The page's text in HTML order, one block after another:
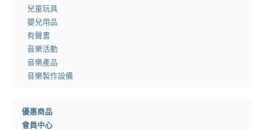
兒童玩具
嬰兒用品
有聲書
音樂活動
音樂產品
音樂製作設備
優惠商品
會員中心